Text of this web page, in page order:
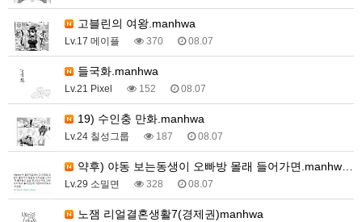
고블린의 여왕.manhwa
Lv.17 메이플 370 08.07
들국화.manhwa
Lv.21 Pixel 152 08.07
19) 수인충 만화.manhwa
Lv.24 칠성그룹 187 08.07
약후) 야동 보는동생이 오빠방 몰래 들어가면.manhw…
Lv.29 소밀면 328 08.07
노잼 리얼결혼생활7(경제권)manhwa